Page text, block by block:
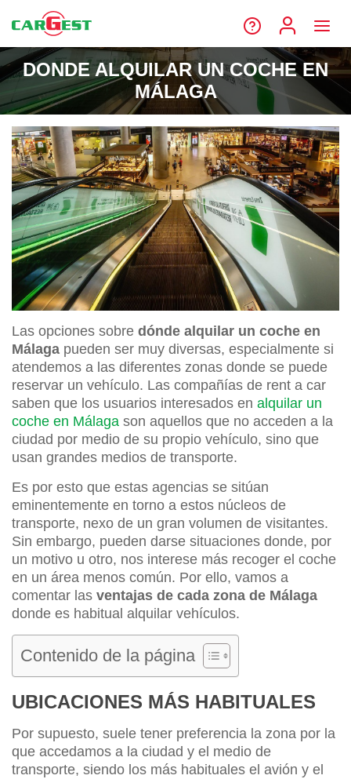
DONDE ALQUILAR UN COCHE EN
MÁLAGA
Las opciones sobre dónde alquilar un coche en
Málaga pueden ser muy diversas, especialmente si
atendemos a las diferentes zonas donde se puede
reservar un vehículo. Las compañías de rent a car
saben que los usuarios interesados en alquilar un
coche en Málaga son aquellos que no acceden a la
ciudad por medio de su propio vehículo, sino que
usan grandes medios de transporte.
Es por esto que estas agencias se sitúan
eminentemente en torno a estos núcleos de
transporte, nexo de un gran volumen de visitantes.
Sin embargo, pueden darse situaciones donde, por
un motivo u otro, nos interese más recoger el coche
en un área menos común. Por ello, vamos a
comentar las ventajas de cada zona de Málaga
donde es habitual alquilar vehículos.
Contenido de la página
UBICACIONES MÁS HABITUALES
Por supuesto, suele tener preferencia la zona por la
que accedamos a la ciudad y el medio de
transporte, siendo los más habituales el avión y el